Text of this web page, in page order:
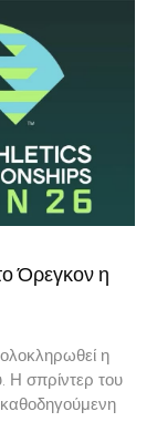
Όρεγκον η
η
Η σπρίντερ του
καθοδηγούμενη